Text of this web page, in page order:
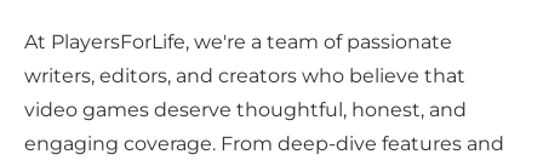
At PlayersForLife, we're a team of passionate
writers, editors, and creators who believe that
video games deserve thoughtful, honest, and
engaging coverage. From deep-dive features and